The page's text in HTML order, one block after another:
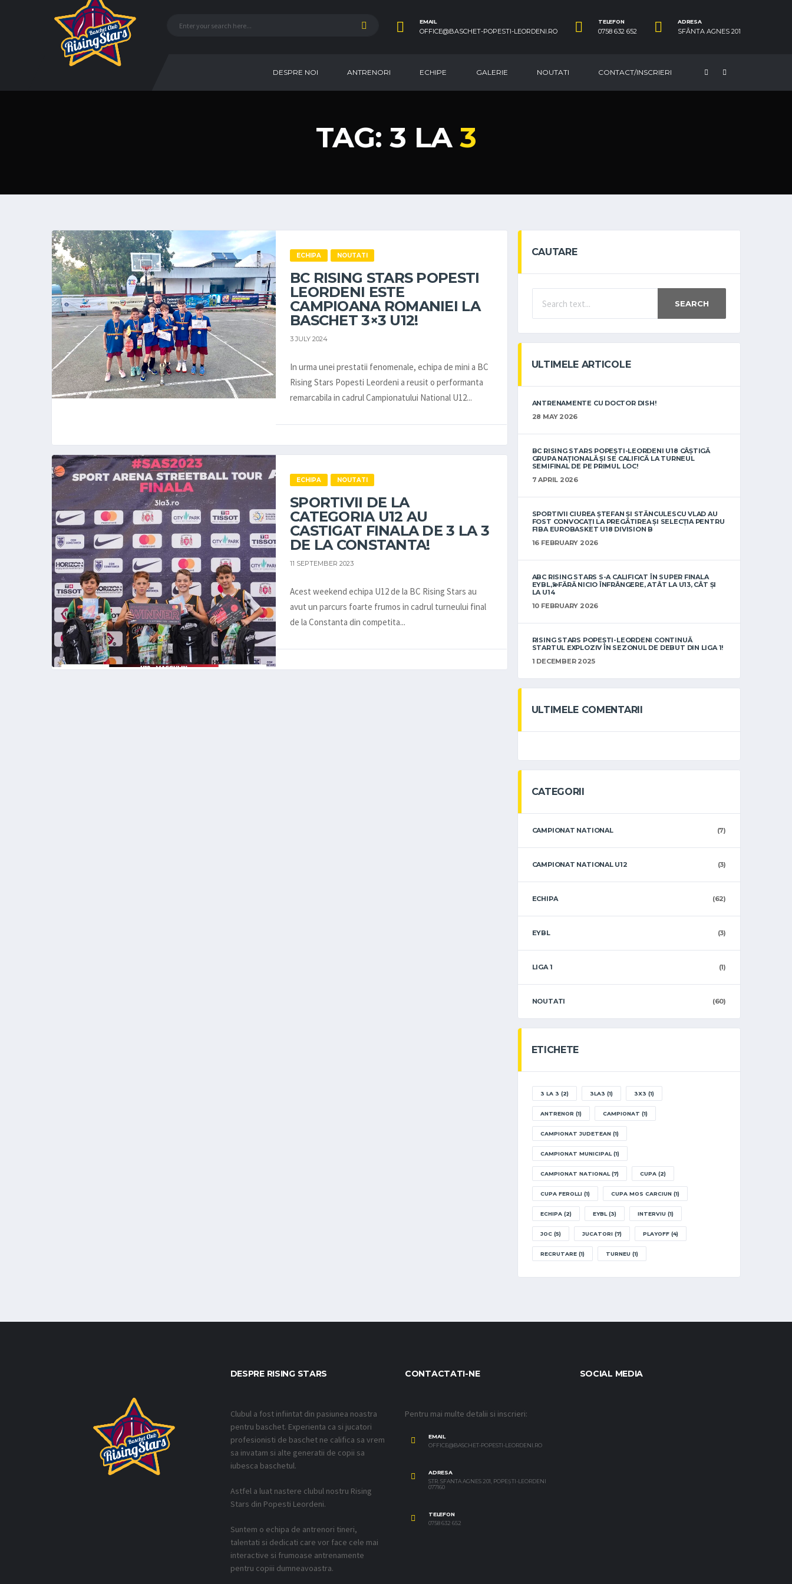
EMAIL
OFFICE@BASCHET-POPESTI-LEORDENI.RO
TELEFON
0758 632 652
ADRESA
SFÂNTA AGNES 201
DESPRE NOI ANTRENORI ECHIPE GALERIE NOUTATI CONTACT/INSCRIERI
TAG: 3 LA 3
ECHIPA NOUTATI
BC RISING STARS POPESTI
LEORDENI ESTE
CAMPIOANA ROMANIEI LA
BASCHET 3×3 U12!
3 JULY 2024
In urma unei prestatii fenomenale, echipa de mini a BC
Rising Stars Popesti Leordeni a reusit o performanta
remarcabila in cadrul Campionatului National U12...
ECHIPA NOUTATI
SPORTIVII DE LA
CATEGORIA U12 AU
CASTIGAT FINALA DE 3 LA 3
DE LA CONSTANTA!
11 SEPTEMBER 2023
Acest weekend echipa U12 de la BC Rising Stars au
avut un parcurs foarte frumos in cadrul turneului final
de la Constanta din competita...
CAUTARE
SEARCH
ULTIMELE ARTICOLE
ANTRENAMENTE CU DOCTOR DISH!
28 MAY 2026
BC RISING STARS POPEȘTI-LEORDENI U18 CÂȘTIGĂ
GRUPA NAȚIONALĂ ȘI SE CALIFICĂ LA TURNEUL
SEMIFINAL DE PE PRIMUL LOC!
7 APRIL 2026
SPORTIVII CIUREA ȘTEFAN ȘI STĂNCULESCU VLAD AU
FOST CONVOCAȚI LA PREGĂTIREA ȘI SELECȚIA PENTRU
FIBA EUROBASKET U18 DIVISION B
16 FEBRUARY 2026
ABC RISING STARS S-A CALIFICAT ÎN SUPER FINALA
EYBL,💫FĂRĂ NICIO ÎNFRÂNGERE, ATÂT LA U13, CÂT ȘI
LA U14
10 FEBRUARY 2026
RISING STARS POPEȘTI-LEORDENI CONTINUĂ
STARTUL EXPLOZIV ÎN SEZONUL DE DEBUT DIN LIGA 1!
1 DECEMBER 2025
ULTIMELE COMENTARII
CATEGORII
CAMPIONAT NATIONAL (7)
CAMPIONAT NATIONAL U12 (3)
ECHIPA (62)
EYBL (3)
LIGA 1 (1)
NOUTATI (60)
ETICHETE
3 LA 3 (2) 3LA3 (1) 3X3 (1)
ANTRENOR (1) CAMPIONAT (1)
CAMPIONAT JUDETEAN (1)
CAMPIONAT MUNICIPAL(1)
CAMPIONAT NATIONAL(7) CUPA(2)
CUPA FEROLLI(1) CUPA MOS CARCIUN (1)
ECHIPA(2) EYBL(3) INTERVIU (1)
JOC(5) JUCATORI(7) PLAYOFF(4)
RECRUTARE(1) TURNEU (1)
DESPRE RISING STARS
Clubul a fost infiintat din pasiunea noastra
pentru baschet. Experienta ca si jucatori
profesionisti de baschet ne califica sa vrem
sa invatam si alte generatii de copii sa
iubesca baschetul.
Astfel a luat nastere clubul nostru Rising
Stars din Popesti Leordeni.
Suntem o echipa de antrenori tineri,
talentati si dedicati care vor face cele mai
interactive si frumoase antrenamente
pentru copiii dumneavoastra.
CONTACTATI-NE
Pentru mai multe detalii si inscrieri:
EMAIL
OFFICE@BASCHET-POPESTI-LEORDENI.RO
ADRESA
STR. SFANTA AGNES 201, POPEȘTI-LEORDENI
077160
TELEFON
0758 632 652
SOCIAL MEDIA